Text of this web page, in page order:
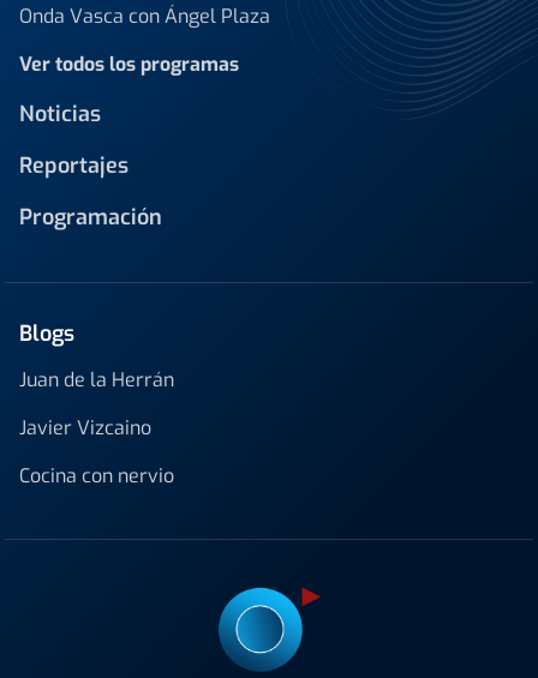
Onda Vasca con Ángel Plaza
Ver todos los programas
Noticias
Reportajes
Programación
Blogs
Juan de la Herrán
Javier Vizcaino
Cocina con nervio